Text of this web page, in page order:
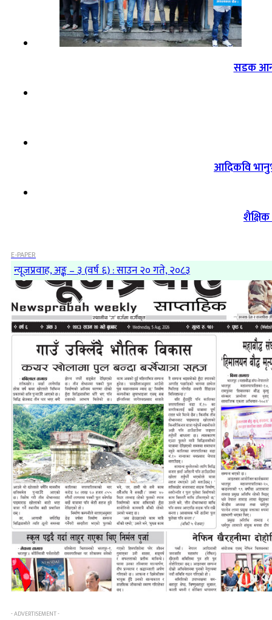
सडक
आदिकवि
E-PAPER
न्यूजप्रवाह, अङ्क – ३ (वर्ष ६) : साउन २० गते, २०८३
- ADVERTISEMENT -